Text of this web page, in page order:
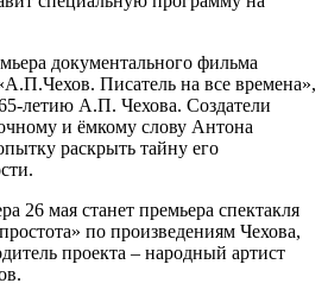
документального фильма
Писатель на все времена»,
летию А.П. Чехова. Создатели
и ёмкому слову Антона
раскрыть тайну его
26 мая станет премьера спектакля
по произведениям Чехова,
проекта – народный артист